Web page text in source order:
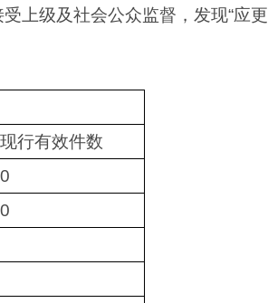
上级及社会公众监督，发现“应更
现行有效件数
0
0